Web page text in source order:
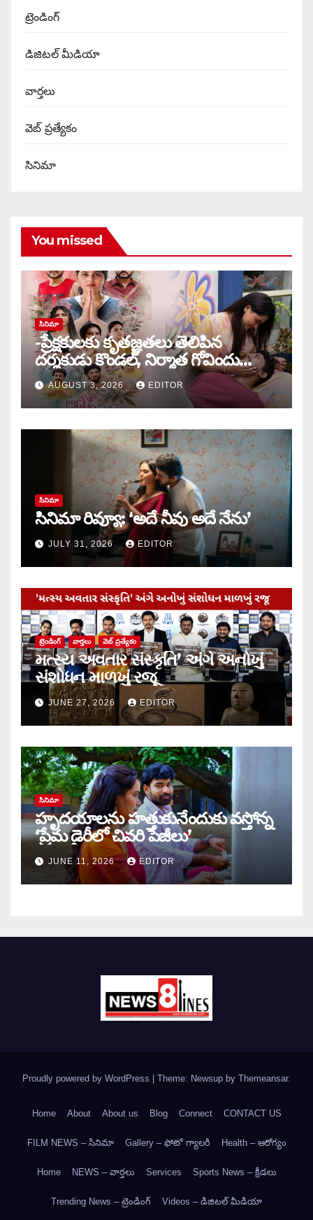
ట్రెండింగ్
డిజిటల్ మీడియా
వార్త‌లు
వెబ్ ప్రత్యేకం
సినిమా
You missed
సినిమా
-ప్రేక్షకులకు కృతజ్ఞతలు తెలిపిన
దర్శకుడు కొండల్, నిర్మాత గోవిందు
కాండ్రేగుల
AUGUST 3, 2026 EDITOR
సినిమా
సినిమా రివ్యూ: ‘అదే నీవు అదే నేను’
JULY 31, 2026 EDITOR
ట్రెండింగ్ వార్త‌లు వెబ్ ప్రత్యేకం
મત્સ્ય અવતાર સંસ્કૃતિ’ અંગે અનોખું
સંશોધન માળખું રજૂ
JUNE 27, 2026 EDITOR
సినిమా
హృదయాలను హత్తుకునేందుకు వస్తోన్న
‘ప్రేమ డైరీలో చివరి పేజీలు’
JUNE 11, 2026 EDITOR
Proudly powered by WordPress Theme: Newsup by Themeansar.
Home About About us Blog Connect CONTACT US
FILM NEWS – సినిమా Gallery – ఫోటో గ్యాలరీ Health – ఆరోగ్యం
Home NEWS – వార్త‌లు Services Sports News – క్రీడలు
Trending News – ట్రెండింగ్ Videos – డిజిటల్ మీడియా